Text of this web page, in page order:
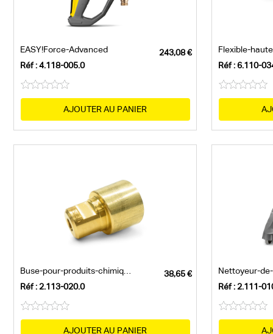
EASY!Force-Advanced
Réf : 4.118-005.0
AJOUTER AU PANIER
Réf : 6.110-
Buse-pour-produits-chimiques-,-250
Réf : 2.113-020.0
AJOUTER AU PANIER
Réf : 2.111-